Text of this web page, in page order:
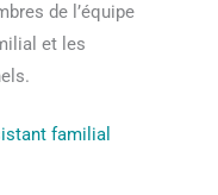
de l’équipe
et les
familial